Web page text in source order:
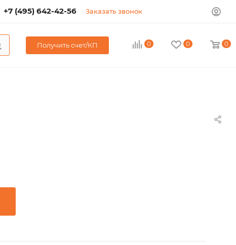
+7 (495) 642-42-56 Заказать звонок
Получить счет/КП 0 0 0